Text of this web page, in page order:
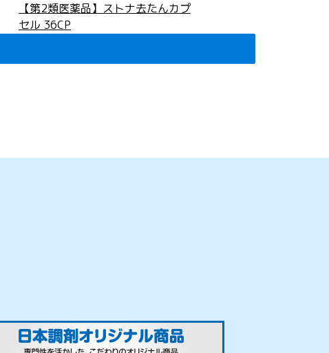
【第2類医薬品】ストナ去たんカプ
セル 36CP